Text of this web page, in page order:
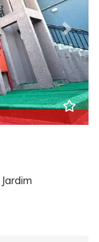
Next